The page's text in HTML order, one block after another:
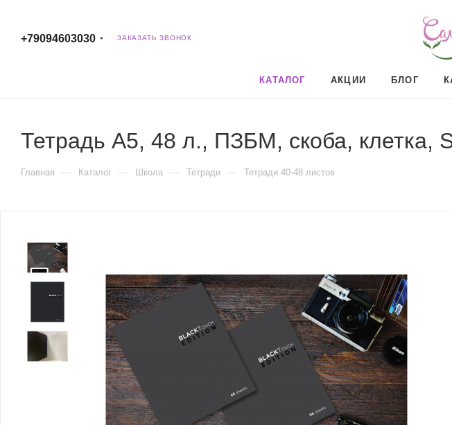
+79094603030 ЗАКАЗАТЬ ЗВОНОК
КАТАЛОГ АКЦИИ БЛОГ
Тетрадь А5, 48 л., ПЗБМ, скоба, клетка,
Главная — Каталог — Школа — Тетради — Тетради 40-48 листов